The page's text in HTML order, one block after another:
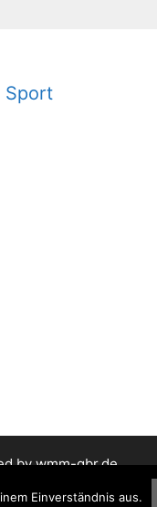
Sport
by wmm-gbr.de
Einverständnis aus.